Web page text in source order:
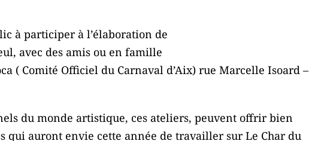
à participer à l’élaboration de
avec des amis ou en famille
( Comité Officiel du Carnaval d’Aix) rue Marcelle Isoard –
du monde artistique, ces ateliers, peuvent offrir bien
qui auront envie cette année de travailler sur Le Char du